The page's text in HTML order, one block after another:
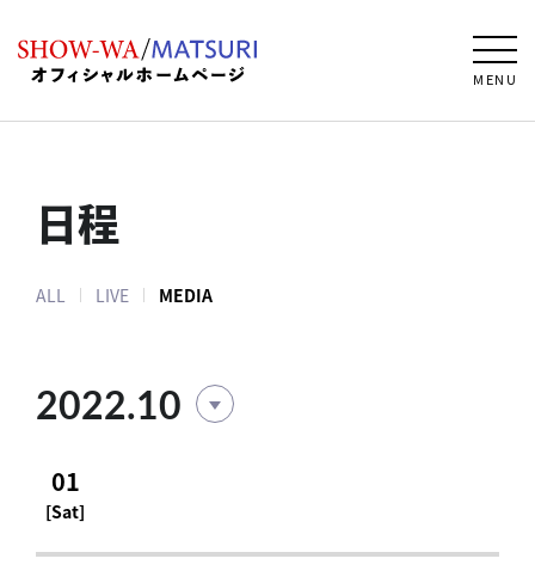
MENU
日程
ALL LIVE MEDIA
2022.10
01
[Sat]